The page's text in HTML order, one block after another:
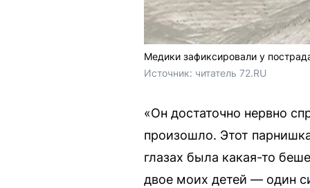
Медики зафиксировали у
Источник: читатель 72.RU
«Он достаточно нервно
произошло. Этот
глазах была какая-то
двое моих детей — один